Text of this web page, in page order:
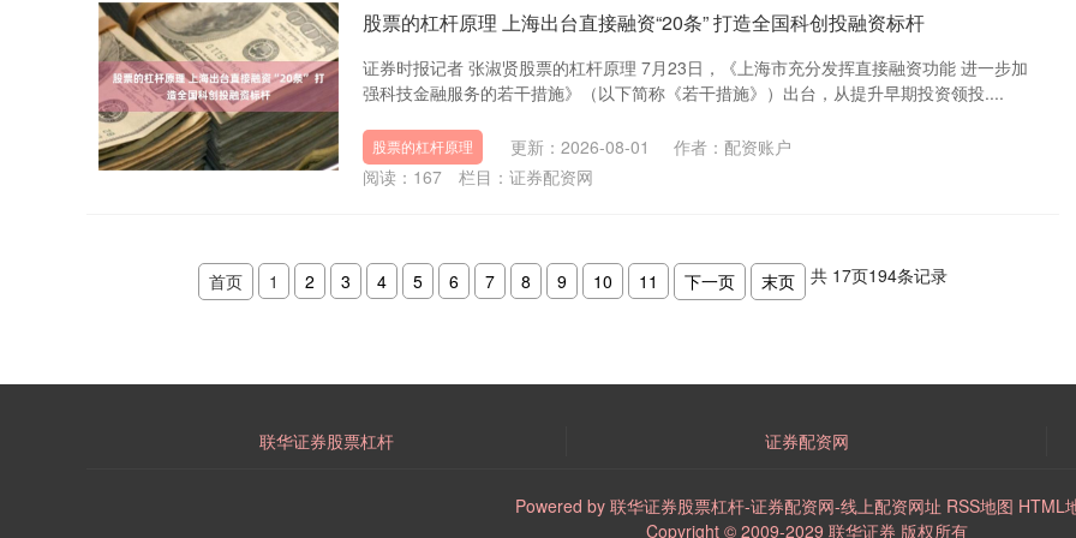
股票的杠杆原理 上海出台直接融资“20条” 打造全国科创投融资标杆
证券时报记者 张淑贤股票的杠杆原理 7月23日，《上海市充分发挥直接融资功能 进一步加
强科技金融服务的若干措施》（以下简称《若干措施》）出台，从提升早期投资领投....
股票的杠杆原理 更新：2026-08-01
作者：配资账户
阅读： 167 栏目： 证券配资网
首页 1 2 3 4 5 6 7 8 9 10 11 下一页 末页 共 17页194条记录
联华证券股票杠杆 证券配资网
Powered by 联华证券股票杠杆-证券配资网-线上配资网址 RSS地图 HTML
Copyright © 2009-2029 联华证券 版权所有